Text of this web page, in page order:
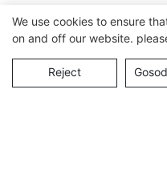
Enw
E-Bost
We use cookies to ensure
on and off our website.
Reject